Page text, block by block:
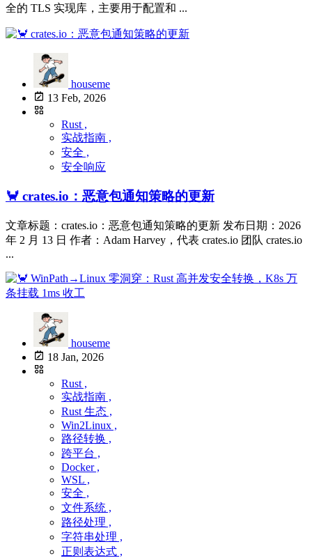
全的 TLS 实现库，主要用于配置和 ...
houseme
13 Feb, 2026
Rust ,
实战指南 ,
安全 ,
安全响应
🦀 crates.io：恶意包通知策略的更新
文章标题：crates.io：恶意包通知策略的更新 发布日期：2026
年 2 月 13 日 作者：Adam Harvey，代表 crates.io 团队 crates.io
...
houseme
18 Jan, 2026
Rust ,
实战指南 ,
Rust 生态 ,
Win2Linux ,
路径转换 ,
跨平台 ,
Docker ,
WSL ,
安全 ,
文件系统 ,
路径处理 ,
字符串处理 ,
正则表达式 ,